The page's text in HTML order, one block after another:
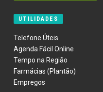
UTILIDADES
Telefone Úteis
Agenda Fácil Online
Tempo na Região
Farmácias (Plantão)
Empregos